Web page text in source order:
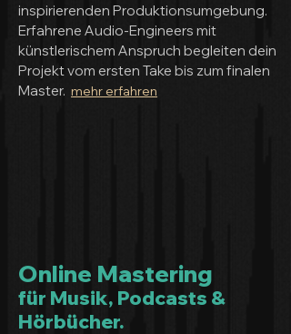
inspirierenden Produktionsumgebung.
Erfahrene Audio-Engineers mit
künstlerischem Anspruch begleiten dein
Projekt vom ersten Take bis zum finalen
Master. mehr erfahren
Online Mastering
für Musik, Podcasts &
Hörbücher.